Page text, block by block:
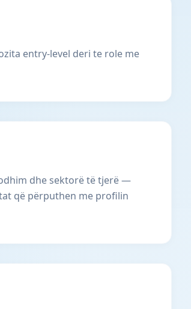
entry-level deri te role me
dhe sektorë të tjerë —
që përputhen me profilin